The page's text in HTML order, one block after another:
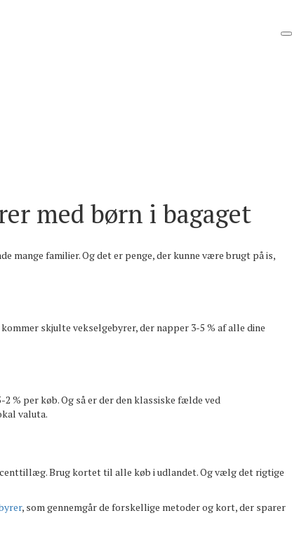
med børn i bagaget
mange familier. Og det er penge, der kunne være brugt på is,
skjulte vekselgebyrer, der napper 3-5 % af alle dine
% per køb. Og så er der den klassiske fælde ved
valuta.
Brug kortet til alle køb i udlandet. Og vælg det rigtige
, som gennemgår de forskellige metoder og kort, der sparer